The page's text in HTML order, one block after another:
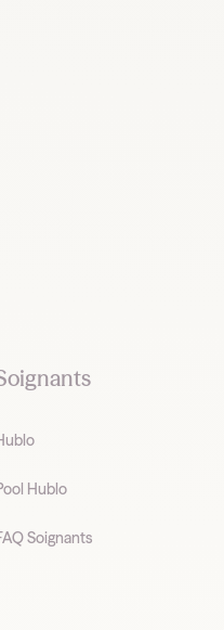
Hublo
Soignants